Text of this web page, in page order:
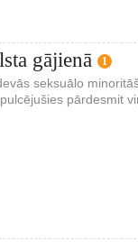
gājienā 1
seksuālo
pārdesmit